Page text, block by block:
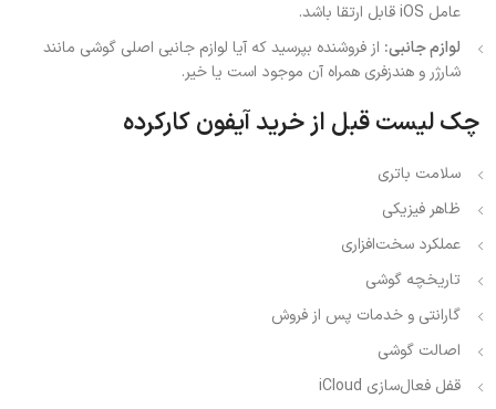
عامل iOS قابل ارتقا باشد.
لوازم جانبی: از فروشنده بپرسید که آیا لوازم جانبی اصلی گوشی مانند
شارژر و هندزفری همراه آن موجود است یا خیر.
چک لیست قبل از خرید آیفون کارکرده
سلامت باتری
ظاهر فیزیکی
عملکرد سخت‌افزاری
تاریخچه گوشی
گارانتی و خدمات پس از فروش
اصالت گوشی
قفل فعال‌سازی iCloud